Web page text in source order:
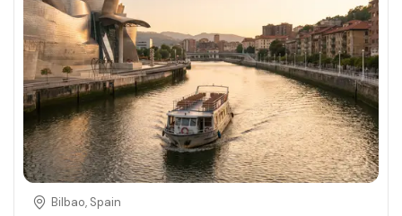
расписанию.
Bilbao, Spain